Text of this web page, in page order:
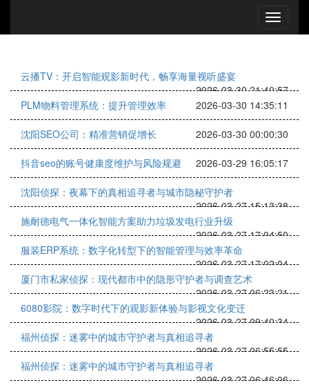
云播TV：开启智能观影新时代，畅享海量视听盛宴
2026-03-30 21:40:57
PLM物料管理系统：提升管理效率
2026-03-30 14:35:11
沈阳SEO公司：精准营销促增长 2026-03-30 00:00:30
抖音seo的账号健康度维护与风险规避 2026-03-29 16:05:17
沈阳侦探：夜幕下的真相追寻者与城市隐秘守护者
2026-03-27 15:13:38
施耐德电气一体化智能方案助力垃圾发电行业升级
2026-03-27 17:04:50
服装ERP系统：数字化转型下的智能管理与效率革命
2026-03-27 17:02:04
厦门市私家侦探：现代都市中的隐形守护者与调查艺术
2026-03-27 06:23:21
6080影院：数字时代下的观影新体验与影视文化变迁
2026-03-27 09:40:34
福州侦探：迷雾中的城市守护者与真相追寻者
2026-03-27 06:55:55
福州侦探：迷雾中的城市守护者与真相追寻者
2026-03-27 06:46:06